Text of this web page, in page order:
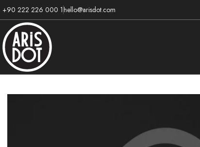
+90 222 226 000 1hello@arisdot.com